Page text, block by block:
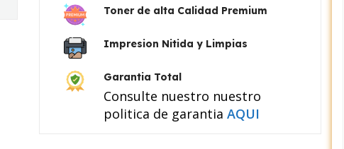
Toner de alta Calidad Premium
Impresion Nitida y Limpias
Garantia Total
Consulte nuestro nuestro
politica de garantia AQUI